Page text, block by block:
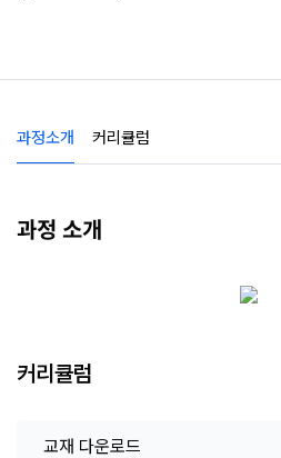
과정소개 커리큘럼
과정 소개
커리큘럼
교재 다운로드